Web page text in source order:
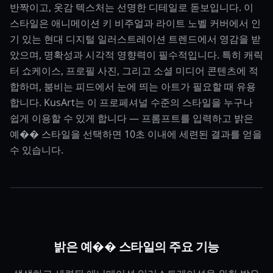
반짝이고, 옷감 텍스처는 선명한 디테일로 돋보입니다. 이
스타일은 애니메이션 키 비주얼과 라이트 노벨 커버에서 인
기 있는 현대 디지털 일러스트레이션 트렌드에서 영감을 받
았으며, 명확성과 시각적 영향력이 필수적입니다. 특히 캐릭
터 쇼케이스, 프로필 사진, 그리고 소셜 미디어 콘텐츠에 적
합하며, 붐비는 피드에서 눈에 띄는 아트가 필요할 때 유용
합니다. KusArt는 이 프로페셔널 수준의 스타일을 누구나
쉽게 이용할 수 있게 합니다 — 프롬프트를 입력하고 밝은
예�� 스타일을 선택하면 10초 이내에 세련된 결과를 얻을
수 있습니다.
밝은 예�� 스타일의 주요 기능